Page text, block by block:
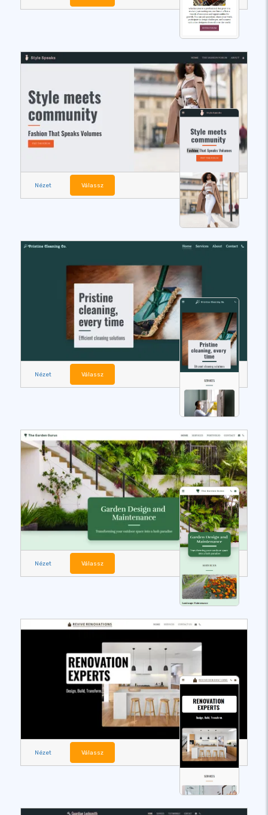
Nézet Válassz
Nézet Válassz
Nézet Válassz
Nézet Válassz